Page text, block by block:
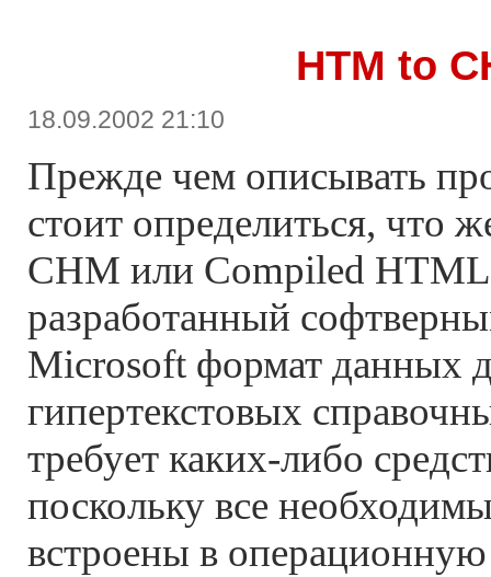
HTM to
18.09.2002 21:10
Прежде чем описывать
стоит определиться, что
CHM или Compiled HTML
разработанный
Microsoft формат данных
гипертекстовых
требует каких-либо
поскольку все
встроены в